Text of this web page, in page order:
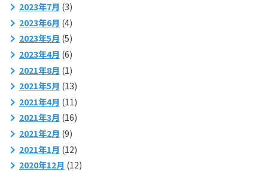
2023年7月 (3)
2023年6月 (4)
2023年5月 (5)
2023年4月 (6)
2021年8月 (1)
2021年5月 (13)
2021年4月 (11)
2021年3月 (16)
2021年2月 (9)
2021年1月 (12)
2020年12月 (12)